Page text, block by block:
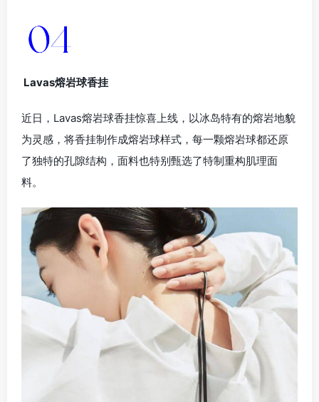
Lavas熔岩球香挂
近日，Lavas熔岩球香挂惊喜上线，以冰岛特有的熔岩地貌
为灵感，将香挂制作成熔岩球样式，每一颗熔岩球都还原
了独特的孔隙结构，面料也特别甄选了特制重构肌理面
料。